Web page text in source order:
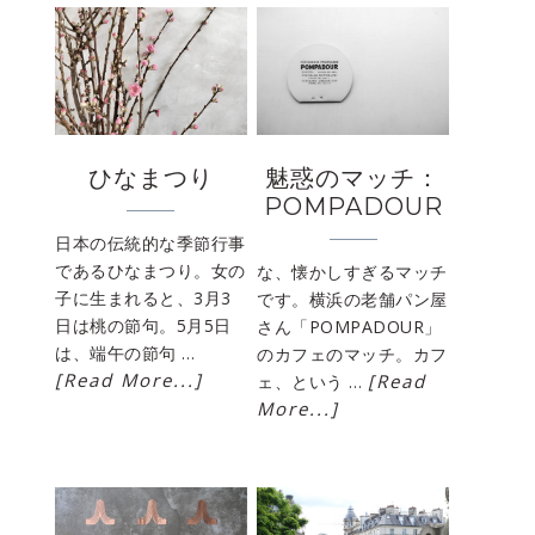
ひなまつり
日本の伝統的な季節行事
であるひなまつり。女の
子に生まれると、3月3
日は桃の節句。5月5日
は、端午の節句 …
[Read More...]
魅惑のマッチ：
POMPADOUR
な、懐かしすぎるマッチ
です。横浜の老舗パン屋
さん「POMPADOUR」
のカフェのマッチ。カフ
ェ、という … [Read
More...]